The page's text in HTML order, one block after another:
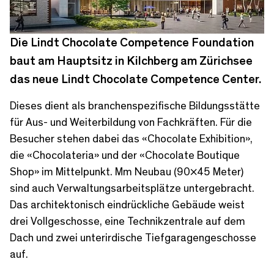
Die Lindt Chocolate Competence Foundation
baut am Hauptsitz in Kilchberg am Zürichsee
das neue Lindt Chocolate Competence Center.
Dieses dient als branchenspezifische Bildungsstätte
für Aus- und Weiterbildung von Fachkräften. Für die
Besucher stehen dabei das «Chocolate Exhibition»,
die «Chocolateria» und der «Chocolate Boutique
Shop» im Mittelpunkt. Mm Neubau (90×45 Meter)
sind auch Verwaltungsarbeitsplätze untergebracht.
Das architektonisch eindrückliche Gebäude weist
drei Vollgeschosse, eine Technikzentrale auf dem
Dach und zwei unterirdische Tiefgaragengeschosse
auf.